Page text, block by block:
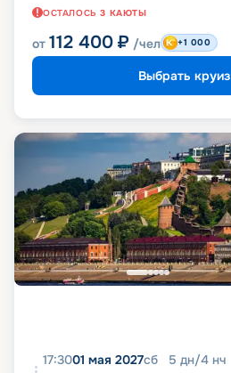
ОСТАЛОСЬ 3 КАЮТЫ
от 112 400 ₽ /чел +1 000
Выбрать круиз
17:3001 мая 2027сб 5 дн/4 нч